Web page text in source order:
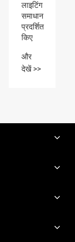
व्यापक
प्रशंसा
मिल
रही है
और
देखें >>